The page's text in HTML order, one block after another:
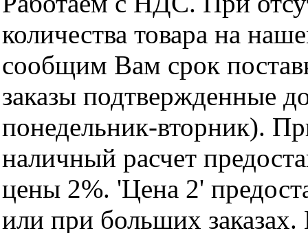
количества товара на
сообщим Вам срок
заказы подтвержденные
понедельник-вторник).
наличный расчет
цены 2%. 'Цена 2'
или при больших